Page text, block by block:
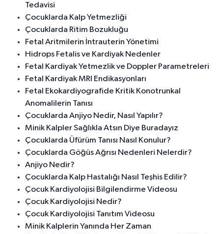
Tedavisi
Çocuklarda Kalp Yetmezliği
Çocuklarda Ritim Bozukluğu
Fetal Aritmilerin İntrauterin Yönetimi
Hidrops Fetalis ve Kardiyak Nedenler
Fetal Kardiyak Yetmezlik ve Doppler Parametreleri
Fetal Kardiyak MRI Endikasyonları
Fetal Ekokardiyografide Kritik Konotrunkal
Anomalilerin Tanısı
Çocuklarda Anjiyo Nedir, Nasıl Yapılır?
Minik Kalpler Sağlıkla Atsın Diye Buradayız
Çocuklarda Üfürüm Tanısı Nasıl Konulur?
Çocuklarda Göğüs Ağrısı Nedenleri Nelerdir?
Anjiyo Nedir?
Çocuklarda Kalp Hastalığı Nasıl Teşhis Edilir?
Çocuk Kardiyolojisi Bilgilendirme Videosu
Çocuk Kardiyolojisi Nedir?
Çocuk Kardiyolojisi Tanıtım Videosu
Minik Kalplerin Yanında Her Zaman